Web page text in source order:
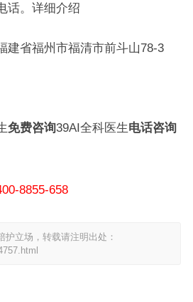
话。详细介绍
建省福州市福清市前斗山78-3
免费咨询39AI全科医生电话咨询
8855-658
立场，转载请注明出处：